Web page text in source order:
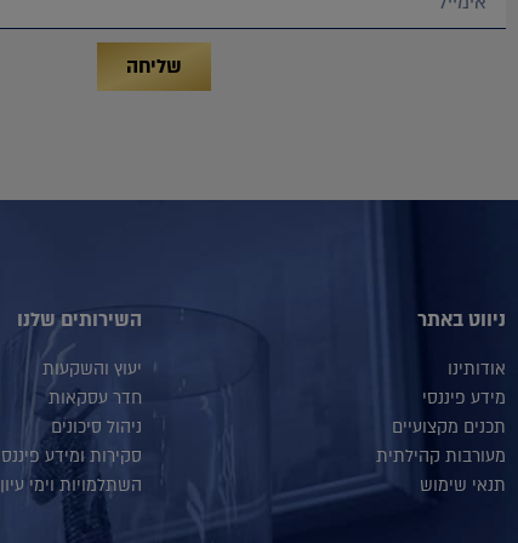
שליחה
ניווט באתר
אודותינו
מידע פיננסי
תכנים מקצועיים
מעורבות קהילתית
תנאי שימוש
השירותים שלנו
יעוץ והשקעות
חדר עסקאות
ניהול סיכונים
סקירות ומידע
השתלמויות וימי עיון